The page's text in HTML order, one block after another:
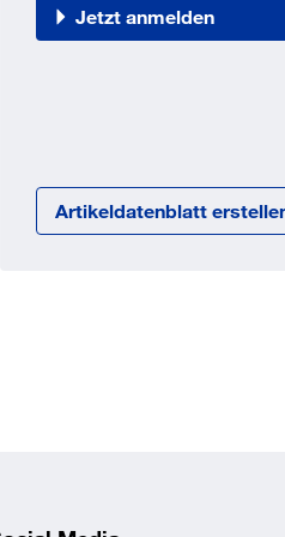
Jetzt registrieren
Barcode-Scanner Funktionalität
Prozess- & Produktberatung
Jetzt anmelden
Artikeldatenblatt